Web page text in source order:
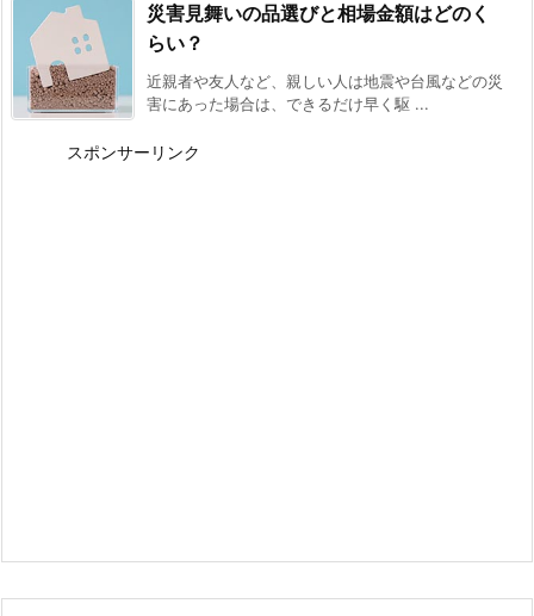
災害見舞いの品選びと相場金額はどのく
らい？
近親者や友人など、親しい人は地震や台風などの災
害にあった場合は、できるだけ早く駆 ...
スポンサーリンク